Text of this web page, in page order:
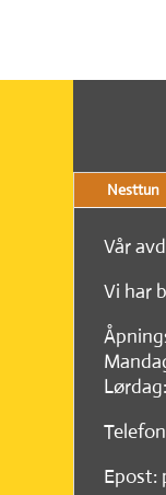
Nesttun
Vår
Vi har
Epost: